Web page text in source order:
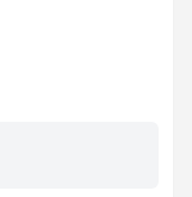
takvimi talebi
almanız için bir